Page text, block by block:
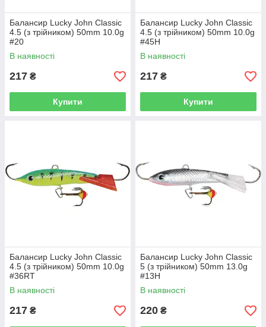
Балансир Lucky John Classic
4.5 (з трійником) 50mm 10.0g
#20
В наявності
217 ₴
Купити
Балансир Lucky John Classic
4.5 (з трійником) 50mm 10.0g
#45H
В наявності
217 ₴
Купити
Балансир Lucky John Classic
4.5 (з трійником) 50mm 10.0g
#36RT
В наявності
217 ₴
Балансир Lucky John Classic
5 (з трійником) 50mm 13.0g
#13H
В наявності
220 ₴